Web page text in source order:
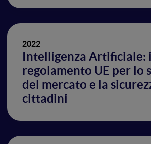
2022
Intelligenza Artificiale: il
regolamento UE per lo
del mercato e la
cittadini